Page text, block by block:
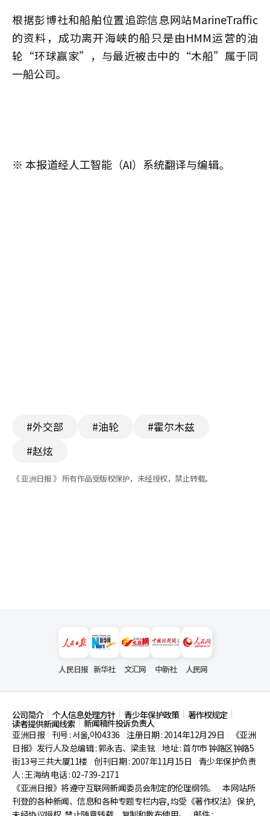
根据彭博社和船舶位置追踪信息网站MarineTraffic
的资料，成功离开海峡的船只是由HMM运营的油
轮“环球赢家”，与最近被击中的“木船”属于同
一船公司。
※ 本报道经人工智能（AI）系统翻译与编辑。
#外交部 #油轮
#霍尔木兹
#赵炫
《 亚洲日报 》 所有作品受版权保护，未经授权，禁止转载。
人民日报 新华社 文汇网 中新社 人民网
公司简介 个人信息处理方针 青少年保护政策 著作权规定
读者提供新闻线索
新闻稿件投诉负责人
亚洲日报
刊号 : 서울,아04336 注册日期 : 2014年12月29日
《亚洲
日报》发行人及总编辑 : 郭永吉、梁圭铉 地址 : 首尔市钟路区钟路5
街13号三共大厦11楼 创刊日期 : 2007年11月15日
青少年保护负责
人 : 王海纳 电话 : 02-739-2171
《亚洲日报》将遵守互联网新闻委员会制定的伦理纲领。
本网站所
刊登的各种新闻、信息和各种专题专栏内容, 均受《著作权法》 保护,